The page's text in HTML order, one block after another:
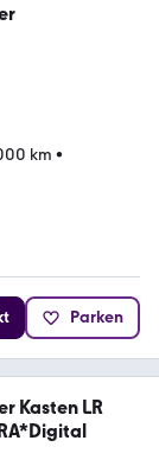
km •
Parken
Kasten LR